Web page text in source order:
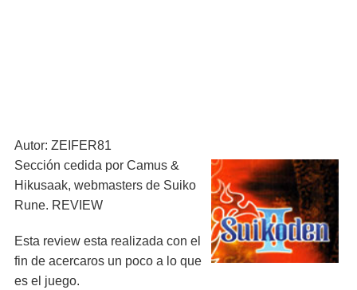
Autor: ZEIFER81
Sección cedida por Camus &
Hikusaak, webmasters de Suiko
Rune. REVIEW
Esta review esta realizada con el
fin de acercaros un poco a lo que
es el juego.